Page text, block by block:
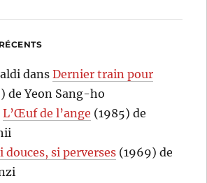
dansDernier train pour
de Yeon Sang-ho
L’Œuf de l’ange (1985) de
douces, si perverses (1969) de